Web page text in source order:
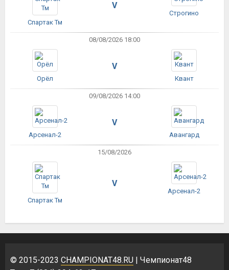
Спартак Тм
V
Строгино
08/08/2026 18:00
Орёл
V
Квант
09/08/2026 14:00
Арсенал-2
V
Авангард
15/08/2026
Спартак Тм
V
Арсенал-2
© 2015-2023 CHAMPIONAT48.RU | Чемпионат48